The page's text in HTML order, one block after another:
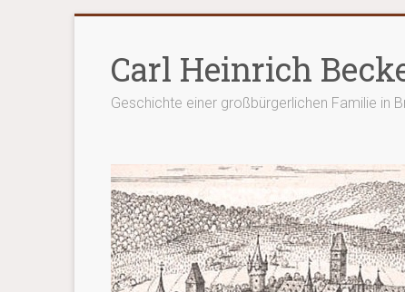
springenCarl Heinrich
Geschichte einer großbürgerlichen Familie in